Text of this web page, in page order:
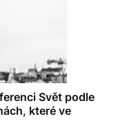
Svět podle
které ve